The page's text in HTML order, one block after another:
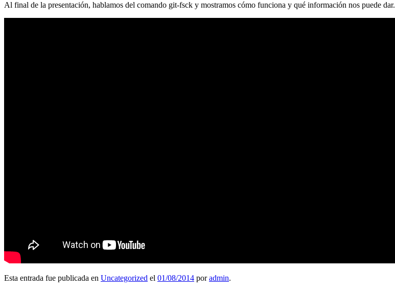
Al final de la presentación, hablamos del comando git-fsck y mostramos cómo funciona y qué información nos puede dar.
Esta entrada fue publicada en Uncategorized el 01/08/2014 poradmin.